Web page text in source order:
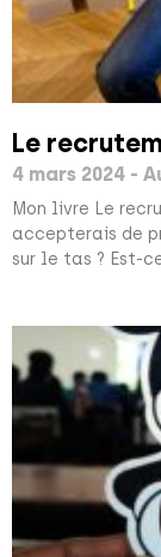
Le
4 mars 2024
Mon livre Le
accepterais de
sur le tas ? Est-